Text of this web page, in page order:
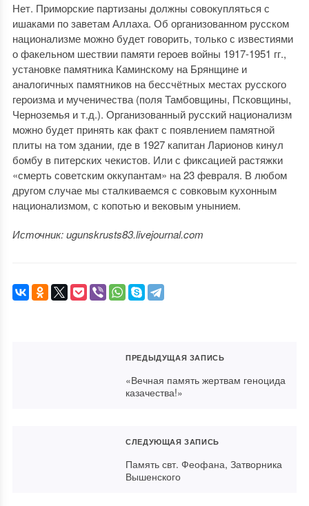
Нет. Приморские партизаны должны совокупляться с
ишаками по заветам Аллаха. Об организованном русском
национализме можно будет говорить, только с известиями
о факельном шествии памяти героев войны 1917-1951 гг.,
установке памятника Каминскому на Брянщине и
аналогичных памятников на бессчётных местах русского
героизма и мученичества (поля Тамбовщины, Псковщины,
Черноземья и т.д.). Организованный русский национализм
можно будет принять как факт с появлением памятной
плиты на том здании, где в 1927 капитан Ларионов кинул
бомбу в питерских чекистов. Или с фиксацией растяжки
«смерть советским оккупантам» на 23 февраля. В любом
другом случае мы сталкиваемся с совковым кухонным
национализмом, с копотью и вековым унынием.
Источник: ugunskrusts83.livejournal.com
ПРЕДЫДУЩАЯ ЗАПИСЬ
«Вечная память жертвам геноцида
казачества!»
СЛЕДУЮЩАЯ ЗАПИСЬ
Память свт. Феофана, Затворника
Вышенского